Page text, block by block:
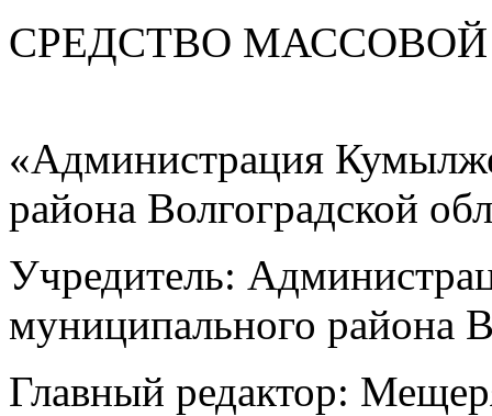
СРЕДСТВО
«Администрация
района Волгоградской
Учредитель:
муниципального района
Главный редактор: